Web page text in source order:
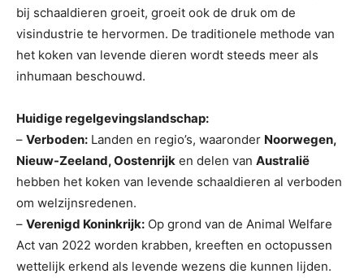
bij schaaldieren groeit, groeit ook de druk om de
visindustrie te hervormen. De traditionele methode van
het koken van levende dieren wordt steeds meer als
inhumaan beschouwd.
Huidige regelgevingslandschap:
– Verboden: Landen en regio’s, waaronder Noorwegen,
Nieuw-Zeeland, Oostenrijk en delen van Australië
hebben het koken van levende schaaldieren al verboden
om welzijnsredenen.
– Verenigd Koninkrijk: Op grond van de Animal Welfare
Act van 2022 worden krabben, kreeften en octopussen
wettelijk erkend als levende wezens die kunnen lijden.